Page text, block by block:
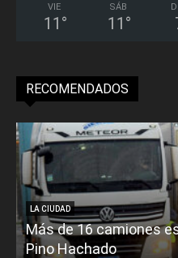
VIE
11 °
SÁB
11 °
RECOMENDADOS
LA CIUDAD
Más de 16 camiones
Pino Hachado